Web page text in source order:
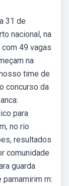
31 de
nacional, na
49 vagas
na
time de
concurso da
para
no rio
resultados
comunidade
guarda
rn: